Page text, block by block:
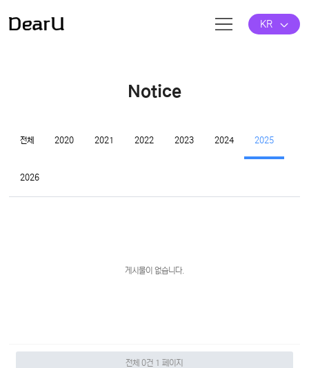
KR
Notice
전체 2020 2021 2022 2023 2024 2025
2026
게시물이 없습니다.
전체 0건 1 페이지